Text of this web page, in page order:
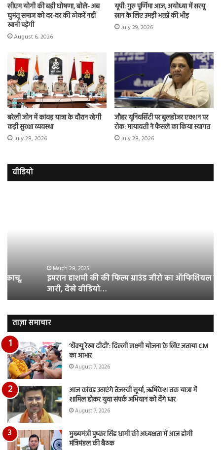
सीएम योगी की बड़ी घोषणा, बोले- अब
घुमंतू समाज को दर-दर की ठोकरें नहीं
खानी पड़ेंगी
August 6, 2026
यूपी: गुरु पूर्णिमा आज, अयोध्या में सरयू
स्नान के लिए उमड़ी भक्तों की भीड़
July 29, 2026
बरेली जोन में कांवड़ यात्रा के दौरान रहेगी
कड़ी सुरक्षा व्यवस्था
July 28, 2026
जौहर यूनिवर्सिटी पर बुलडोजर एक्शन पर
रोक: मायावती ने फैसले का किया स्वागत
July 28, 2026
वीडियो
ऑफिशियल
जारी,
वीडियो…
March 28, 2025
इमरान हाशमी की की फिल्म ग्राउंड जीरो का ऑफिशियल टीजर
जारी, देंखे वीडियो…
ताज़ा समाचार
‘थैंक्यू रेखा दीदी’: दिल्ली लक्ष्मी योजना के लिए जताया CM
का आभार
August 7, 2026
आज कांवड़ उठाएंगे तेजस्वी सूर्या, ऋषिकेश तक यात्रा में
शामिल होकर युवा संपर्क अभियान को देंगे धार
August 7, 2026
मुख्यमंत्री पुष्कर सिंह धामी की अध्यक्षता में आज होगी
मंत्रिमंडल की बैठक